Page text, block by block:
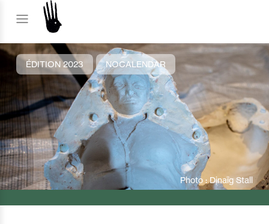
ÉDITION 2023 NOCALENDAR
Photo : Dinaïg Stall